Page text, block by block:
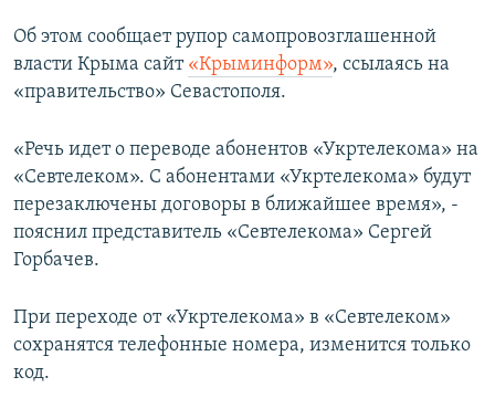
Об этом сообщает рупор самопровозглашенной
власти Крыма сайт «Крыминформ», ссылаясь на
«правительство» Севастополя.
«Речь идет о переводе абонентов «Укртелекома» на
«Севтелеком». С абонентами «Укртелекома» будут
перезаключены договоры в ближайшее время», -
пояснил представитель «Севтелекома» Сергей
Горбачев.
При переходе от «Укртелекома» в «Севтелеком»
сохранятся телефонные номера, изменится только
код.